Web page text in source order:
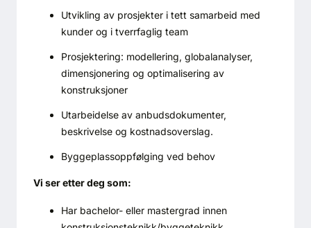
SE BLADARKIV
Utvikling av prosjekter i tett samarbeid med
kunder og i tverrfaglig team
Prosjektering: modellering, globalanalyser,
dimensjonering og optimalisering av
konstruksjoner
Utarbeidelse av anbudsdokumenter,
beskrivelse og kostnadsoverslag.
Byggeplassoppfølging ved behov
Vi ser etter deg som:
Har bachelor- eller mastergrad innen